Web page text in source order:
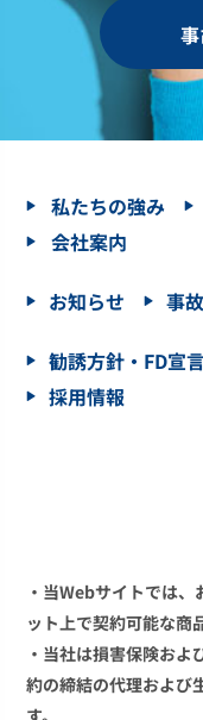
私たちの強み
会社案内
お知らせ 事
勧誘方針・FD宣
採用情報
・当Webサイトでは
ット上で契約可能な商
・当社は損害保険お
約の締結の代理および
す。